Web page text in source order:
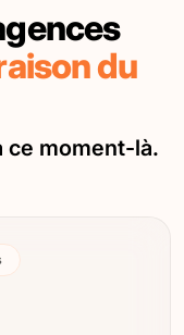
du
ce moment-là.